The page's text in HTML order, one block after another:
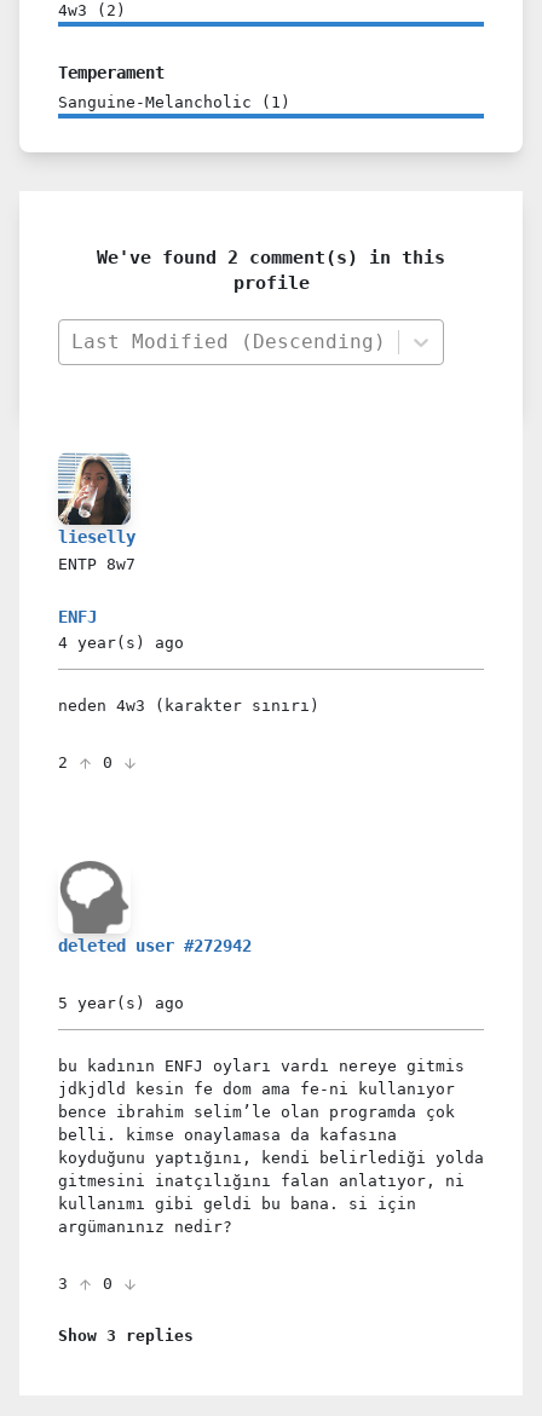
4w3 ( 2 )
Temperament
Sanguine-Melancholic ( 1 )
We've found 2 comment(s) in this
profile
Last Modified (Descending)
lieselly
ENTP 8w7
ENFJ
4 year(s) ago
neden 4w3 (karakter sınırı)
2 0
deleted user #272942
5 year(s) ago
bu kadının ENFJ oyları vardı nereye gitmis
jdkjdld kesin fe dom ama fe-ni kullanıyor
bence ibrahim selim’le olan programda çok
belli. kimse onaylamasa da kafasına
koyduğunu yaptığını, kendi belirlediği yolda
gitmesini inatçılığını falan anlatıyor, ni
kullanımı gibi geldi bu bana. si için
argümanınız nedir?
3 0
Show 3 replies